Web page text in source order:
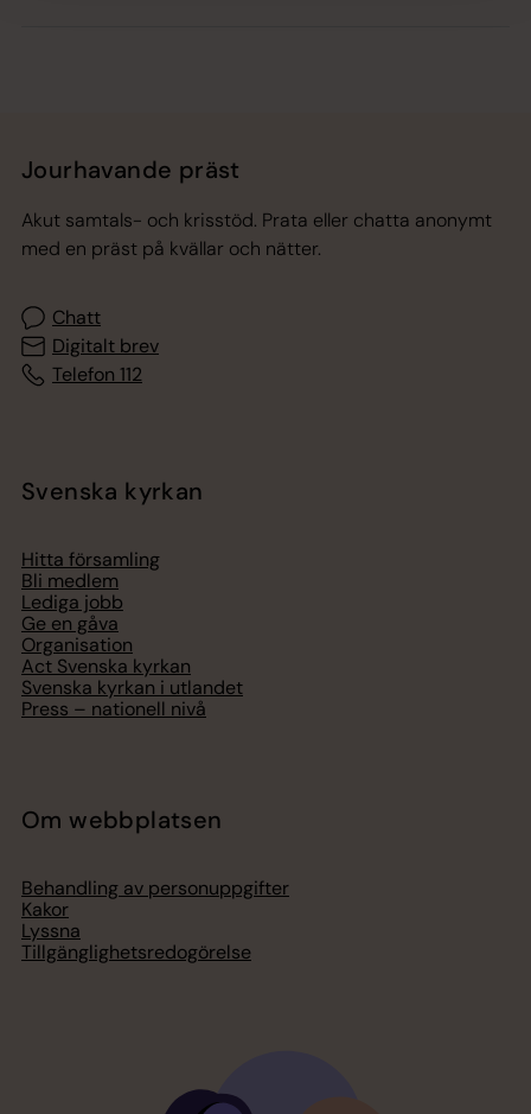
Jourhavande präst
Akut samtals- och krisstöd. Prata eller chatta anonymt
med en präst på kvällar och nätter.
Chatt
Digitalt brev
Telefon 112
Svenska kyrkan
Hitta församling
Bli medlem
Lediga jobb
Ge en gåva
Organisation
Act Svenska kyrkan
Svenska kyrkan i utlandet
Press – nationell nivå
Om webbplatsen
Behandling av personuppgifter
Kakor
Lyssna
Tillgänglighetsredogörelse